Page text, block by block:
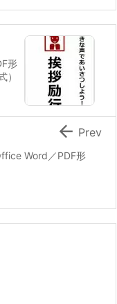
形
）
Word／PDF形
 Prev